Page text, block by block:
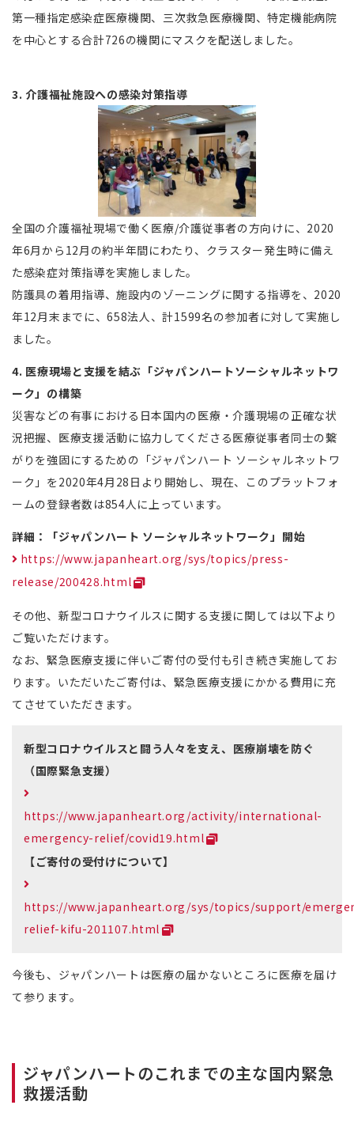
第一種指定感染症医療機関、三次救急医療機関、特定機能病院
を中心とする合計726の機関にマスクを配送しました。
3. 介護福祉施設への感染対策指導
全国の介護福祉現場で働く医療/介護従事者の方向けに、2020
年6月から12月の約半年間にわたり、クラスター発生時に備え
た感染症対策指導を実施しました。
防護具の着用指導、施設内のゾーニングに関する指導を、2020
年12月末までに、658法人、計1599名の参加者に対して実施し
ました。
4. 医療現場と支援を結ぶ「ジャパンハートソーシャルネットワ
ーク」の構築
災害などの有事における日本国内の医療・介護現場の正確な状
況把握、医療支援活動に協力してくださる医療従事者同士の繋
がりを強固にするための「ジャパンハート ソーシャルネットワ
ーク」を2020年4月28日より開始し、現在、このプラットフォ
ームの登録者数は854人に上っています。
詳細：「ジャパンハート ソーシャルネットワーク」開始
https://www.japanheart.org/sys/topics/press-
release/200428.html
その他、新型コロナウイルスに関する支援に関しては以下より
ご覧いただけます。
なお、緊急医療支援に伴いご寄付の受付も引き続き実施してお
ります。いただいたご寄付は、緊急医療支援にかかる費用に充
てさせていただきます。
新型コロナウイルスと闘う人々を支え、医療崩壊を防ぐ
（国際緊急支援）
https://www.japanheart.org/activity/international-
emergency-relief/covid19.html
【ご寄付の受付けについて】
https://www.japanheart.org/sys/topics/support/
relief-kifu-201107.html
今後も、ジャパンハートは医療の届かないところに医療を届け
て参ります。
ジャパンハートのこれまでの主な国内緊急
救援活動